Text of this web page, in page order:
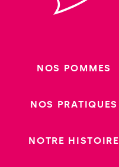
NOS POMMES
NOS PRATIQUES
NOTRE HISTOIRE